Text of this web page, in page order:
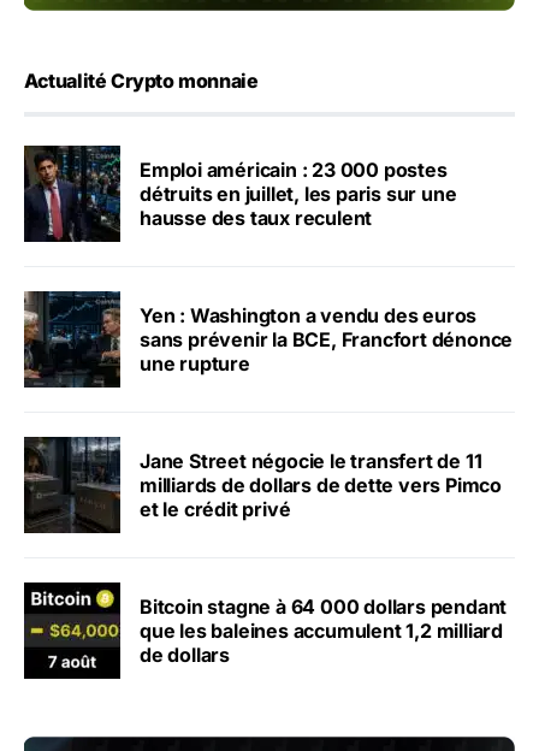
Actualité Crypto monnaie
Emploi américain : 23 000 postes
détruits en juillet, les paris sur une
hausse des taux reculent
Yen : Washington a vendu des euros
sans prévenir la BCE, Francfort dénonce
une rupture
Jane Street négocie le transfert de 11
milliards de dollars de dette vers Pimco
et le crédit privé
Bitcoin stagne à 64 000 dollars pendant
que les baleines accumulent 1,2 milliard
de dollars